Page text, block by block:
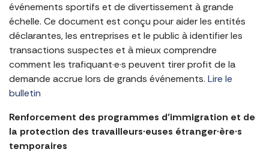
événements sportifs et de divertissement à grande
échelle. Ce document est conçu pour aider les entités
déclarantes, les entreprises et le public à identifier les
transactions suspectes et à mieux comprendre
comment les trafiquant·e·s peuvent tirer profit de la
demande accrue lors de grands événements. Lire le
bulletin
Renforcement des programmes d’immigration et de
la protection des travailleurs·euses étranger·ère·s
temporaires